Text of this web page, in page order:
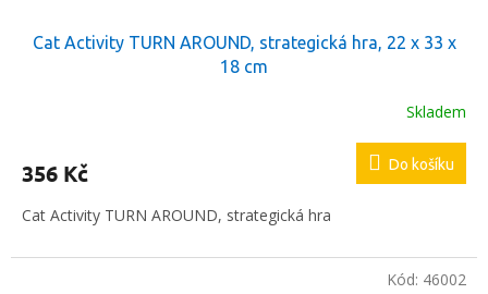
Cat Activity TURN AROUND, strategická hra, 22 x 33 x
18 cm
Skladem
356 Kč Do košíku
Cat Activity TURN AROUND, strategická hra
Kód: 46002